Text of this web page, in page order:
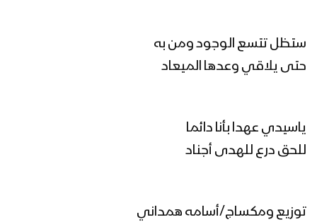
كليب أول الشهداء – فرقة الشهيد القائد
1444هـ
وزارة الدفاع ورئاسة هيئة الاركان العامة
02-2023
الحوثي بمناسبة الذكرى السنوية للشهيد
ستظل تتسع الوجود ومن به
حتى يلاقي وعدها الميعاد
ياسيدي عهدا بأنا دائما
للحق درع للهدى أجناد
توزيع ومكساج/أسامه همداني